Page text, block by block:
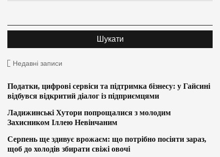
Недавні записи
Податки, цифрові сервіси та підтримка бізнесу: у Гайсині
відбувся відкритий діалог із підприємцями
Ладижинські Хутори попрощалися з молодим
Захисником Іллею Невінчаним
Серпень ще здивує врожаєм: що потрібно посіяти зараз,
щоб до холодів збирати свіжі овочі